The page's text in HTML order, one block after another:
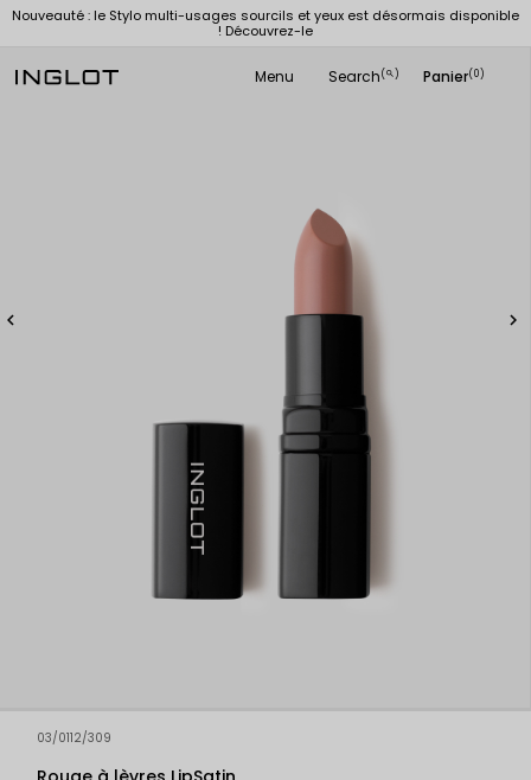
Nouveauté : le Stylo multi-usages sourcils et yeux est désormais disponible
! Découvrez-le
Menu Search(
search ) Panier(0)
 
03/0112/309